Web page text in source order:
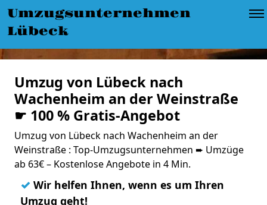
Umzugsunternehmen
Lübeck
Umzug von Lübeck nach
Wachenheim an der Weinstraße
☛ 100 % Gratis-Angebot
Umzug von Lübeck nach Wachenheim an der
Weinstraße : Top-Umzugsunternehmen ➨ Umzüge
ab 63€ – Kostenlose Angebote in 4 Min.
✓ Wir helfen Ihnen, wenn es um Ihren
Umzug geht!